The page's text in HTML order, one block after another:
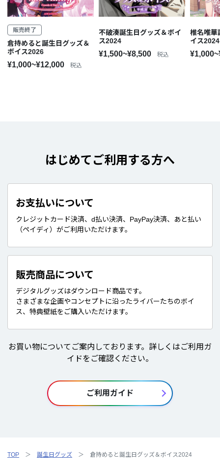
販売終了
倉持めると誕生日グッズ＆
ボイス2026
¥1,000~¥12,000 税込
不破湊誕生日グッズ＆ボイ
ス2024
¥1,500~¥8,500 税込
椎名唯華
イス2024
はじめてご利用する方へ
お支払いについて
クレジットカード決済、d払い決済、PayPay決済、あと払い
（ペイディ）がご利用いただけます。
販売商品について
デジタルグッズはダウンロード商品です。
さまざまな企画やコンセプトに沿ったライバーたちのボイ
ス、特典壁紙をご購入いただけます。
お買い物についてご案内しております。詳しくはご利用ガ
イドをご確認ください。
ご利用ガイド
TOP 誕生日グッズ 倉持めると誕生日グッズ＆ボイス2024